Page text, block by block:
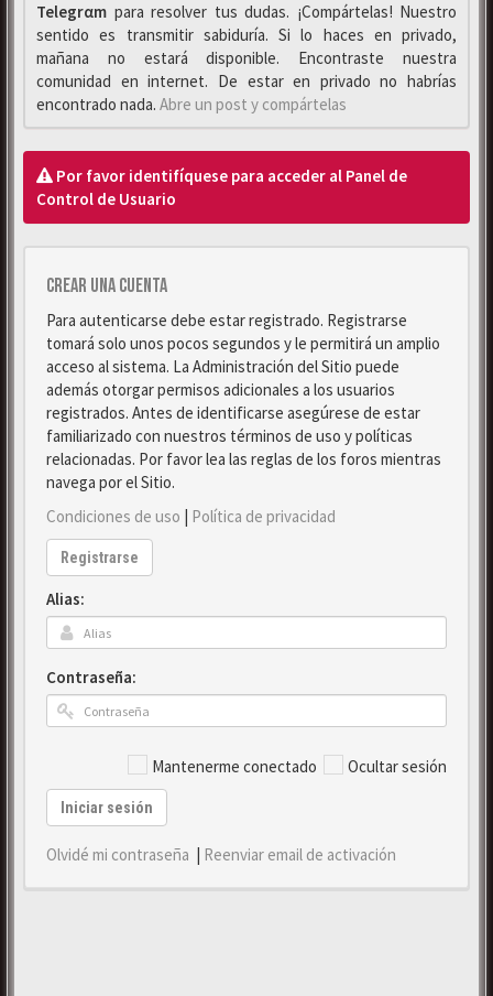
Telegrαm para resolver tus dudas. ¡Compártelas! Nuestro
sentido es transmitir sabiduría. Si lo haces en privado,
mañana no estará disponible. Encontraste nuestra
comunidad en internet. De estar en privado no habrías
encontrado nada. Abre un post y compártelas
Por favor identifíquese para acceder al Panel de
Control de Usuario
Crear una cuenta
Para autenticarse debe estar registrado. Registrarse
tomará solo unos pocos segundos y le permitirá un amplio
acceso al sistema. La Administración del Sitio puede
además otorgar permisos adicionales a los usuarios
registrados. Antes de identificarse asegúrese de estar
familiarizado con nuestros términos de uso y políticas
relacionadas. Por favor lea las reglas de los foros mientras
navega por el Sitio.
Condiciones de uso | Política de privacidad
Registrarse
Alias:
Contraseña:
Mantenerme conectado Ocultar sesión
Iniciar sesión
Olvidé mi contraseña | Reenviar email de activación